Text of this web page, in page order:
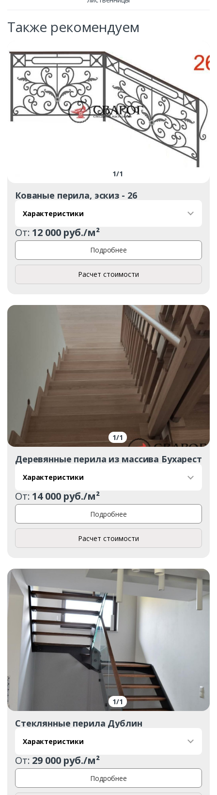
Заказать
Ваше имя*
Также рекомендуем
1/1
Кованые перила, эскиз - 26
Характеристики
От: 12 000 руб./м²
Подробнее
Расчет стоимости
1/1
Деревянные перила из массива Бухарест
Характеристики
От: 14 000 руб./м²
Подробнее
Расчет стоимости
1/1
Стеклянные перила Дублин
Характеристики
От: 29 000 руб./м²
Подробнее